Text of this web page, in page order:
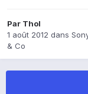
Par Thol
1 août 2012 dans
& Co